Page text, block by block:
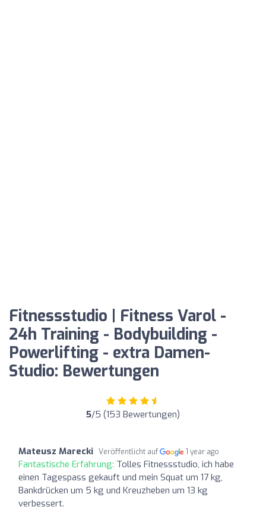
Fitnessstudio | Fitness Varol -
24h Training - Bodybuilding -
Powerlifting - extra Damen-
Studio: Bewertungen
5/5 (153 Bewertungen)
Mateusz Marecki Veröffentlicht auf 1 year ago
Fantastische Erfahrung: Tolles Fitnessstudio, ich habe
einen Tagespass gekauft und mein Squat um 17 kg,
Bankdrücken um 5 kg und Kreuzheben um 13 kg
verbessert.